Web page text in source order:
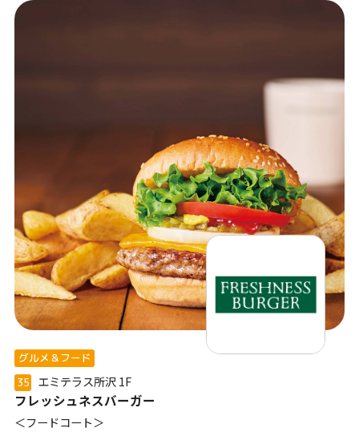
グルメ＆フード
35
エミテラス所沢 1F
フレッシュネスバーガー
＜フードコート＞